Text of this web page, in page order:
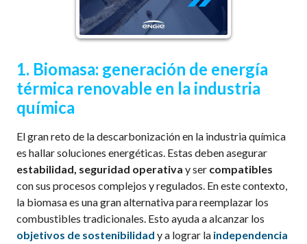
1. Biomasa: generación de energía
térmica renovable en la industria
química
El gran reto de la descarbonización en la industria química
es hallar soluciones energéticas. Estas deben asegurar
estabilidad, seguridad operativayser compatibles
con sus procesos complejos y regulados. En este contexto,
la biomasa es una gran alternativa para reemplazar los
combustibles tradicionales. Esto ayuda a alcanzar los
objetivos de sostenibilidad y a lograr la independencia